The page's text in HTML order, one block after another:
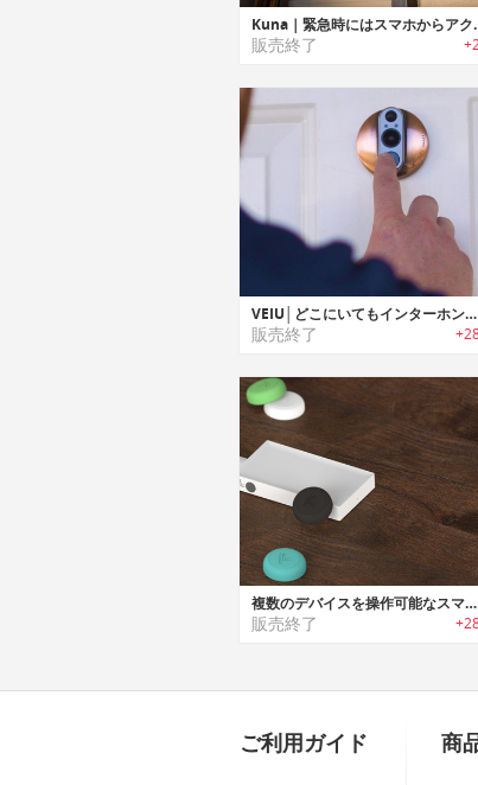
Kuna｜緊急時にはスマ
販売終了
VEIU│どこにいてもインターホンからの映像と音声を確認可能なスマートドアベル「ビュー」
販売終了
複数のデバイスを操作可能なスマートプッシュカットボタン「フリックハブ」
販売終了
ご利用ガイド 商